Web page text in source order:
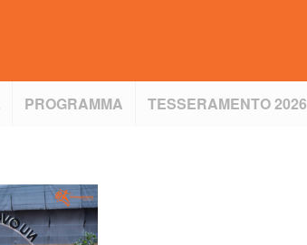
PROGRAMMA TESSERAMENTO 2026